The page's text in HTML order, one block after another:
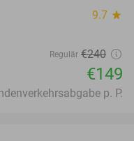
9.7 star
Regulär €240
€149
p. P.